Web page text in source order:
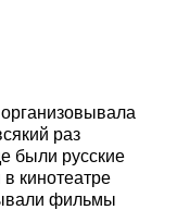
раз
были русские
кинотеатре
фильмы